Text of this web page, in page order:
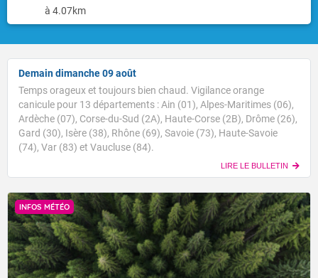
à 4.07km
Demain dimanche 09 août
Temps orageux et toujours bien chaud. Vigilance orange
canicule pour 13 départements : Ain (01), Alpes-Maritimes (06),
Ardèche (07), Corse-du-Sud (2A), Haute-Corse (2B), Drôme (26),
Gard (30), Isère (38), Rhône (69), Savoie (73), Haute-Savoie
(74), Var (83) et Vaucluse (84).
LIRE LE BULLETIN
INFOS MÉTÉO